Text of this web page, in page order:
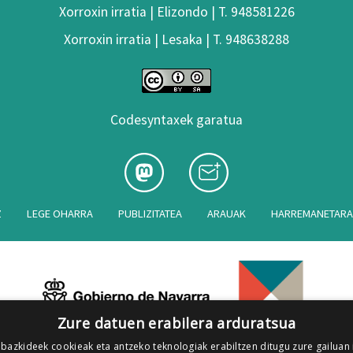
Xorroxin irratia | Elizondo | T. 948581226
Xorroxin irratia | Lesaka | T. 948638288
Codesyntaxek garatua
LEGE OHARRA PUBLIZITATEA ARAUAK
Zure datuen erabilera arduratsua
cookieak eta antzeko teknologiak erabiltzen ditugu zure